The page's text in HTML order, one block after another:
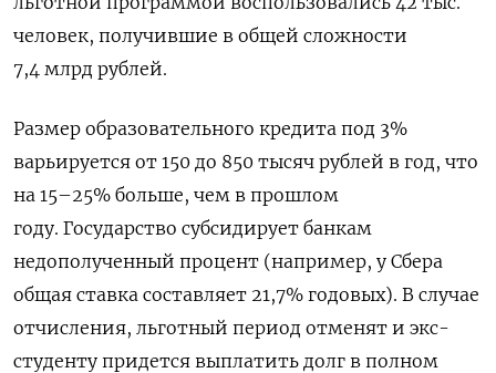
человек, получившие в общей сложности
7,4 млрд рублей.
Размер образовательного кредита под 3%
варьируется от 150 до 850 тысяч рублей в год, что
на 15–25% больше, чем в прошлом
году. Государство субсидирует банкам
недополученный процент (например, у Сбера
общая ставка составляет 21,7% годовых). В случае
отчисления, льготный период отменят и экс-
студенту придется выплатить долг в полном